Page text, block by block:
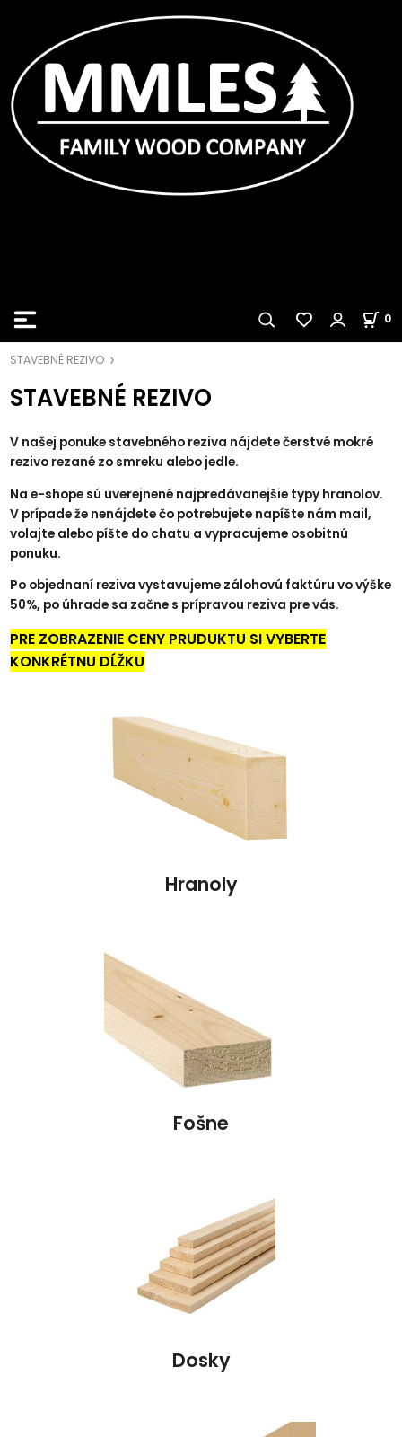
0
STAVEBNÉ REZIVO
STAVEBNÉ REZIVO
V našej ponuke stavebného reziva nájdete čerstvé mokré
rezivo rezané zo smreku alebo jedle.
Na e-shope sú uverejnené najpredávanejšie typy hranolov.
V prípade že nenájdete čo potrebujete napíšte nám mail,
volajte alebo píšte do chatu a vypracujeme osobitnú
ponuku.
Po objednaní reziva vystavujeme zálohovú faktúru vo výške
50%, po úhrade sa začne s prípravou reziva pre vás.
PRE ZOBRAZENIE CENY PRUDUKTU SI VYBERTE
KONKRÉTNU DĹŽKU
Hranoly
Fošne
Dosky